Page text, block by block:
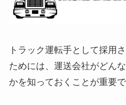
トラック運転手として採用
ためには、運送会社がどん
かを知っておくことが重要で